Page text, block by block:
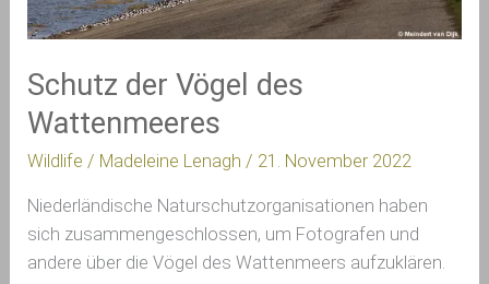
Schutz der Vögel des
Wattenmeeres
Wildlife / Madeleine Lenagh/ 21. November 2022
Niederländische Naturschutzorganisationen haben
sich zusammengeschlossen, um Fotografen und
andere über die Vögel des Wattenmeers aufzuklären.
Wattenmeeres